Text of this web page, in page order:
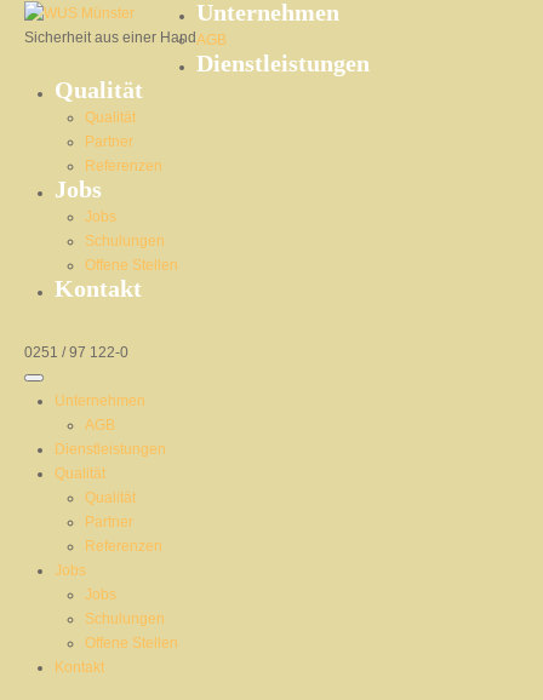
Sicherheit aus einer Hand
Unternehmen
AGB
Dienstleistungen
Qualität
Qualität
Partner
Referenzen
Jobs
Jobs
Schulungen
Offene Stellen
Kontakt
0251 / 97 122-0
Unternehmen
AGB
Dienstleistungen
Qualität
Qualität
Partner
Referenzen
Jobs
Jobs
Schulungen
Offene Stellen
Kontakt